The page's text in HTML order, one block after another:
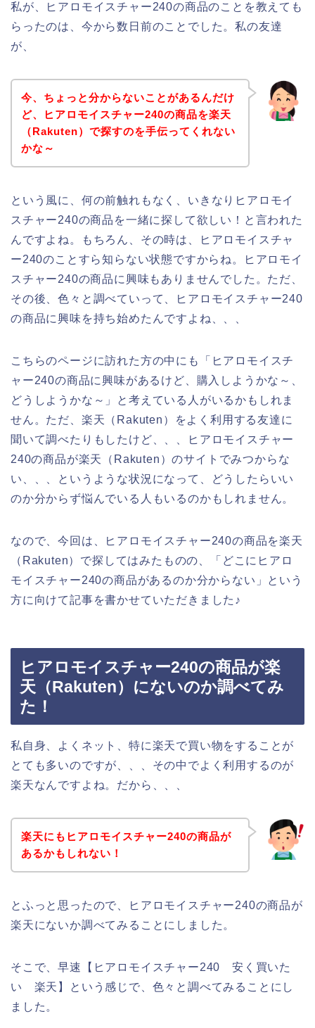
私が、ヒアロモイスチャー240の商品のことを教えても
らったのは、今から数日前のことでした。私の友達
が、
今、ちょっと分からないことがあるんだけ
ど、ヒアロモイスチャー240の商品を楽天
（Rakuten）で探すのを手伝ってくれない
かな～
という風に、何の前触れもなく、いきなりヒアロモイ
スチャー240の商品を一緒に探して欲しい！と言われた
んですよね。もちろん、その時は、ヒアロモイスチャ
ー240のことすら知らない状態ですからね。ヒアロモイ
スチャー240の商品に興味もありませんでした。ただ、
その後、色々と調べていって、ヒアロモイスチャー240
の商品に興味を持ち始めたんですよね、、、
こちらのページに訪れた方の中にも「ヒアロモイスチ
ャー240の商品に興味があるけど、購入しようかな～、
どうしようかな～」と考えている人がいるかもしれま
せん。ただ、楽天（Rakuten）をよく利用する友達に
聞いて調べたりもしたけど、、、ヒアロモイスチャー
240の商品が楽天（Rakuten）のサイトでみつからな
い、、、というような状況になって、どうしたらいい
のか分からず悩んでいる人もいるのかもしれません。
なので、今回は、ヒアロモイスチャー240の商品を楽天
（Rakuten）で探してはみたものの、「どこにヒアロ
モイスチャー240の商品があるのか分からない」という
方に向けて記事を書かせていただきました♪
ヒアロモイスチャー240の商品が楽
天（Rakuten）にないのか調べてみ
た！
私自身、よくネット、特に楽天で買い物をすることが
とても多いのですが、、、その中でよく利用するのが
楽天なんですよね。だから、、、
楽天にもヒアロモイスチャー240の商品が
あるかもしれない！
とふっと思ったので、ヒアロモイスチャー240の商品が
楽天にないか調べてみることにしました。
そこで、早速【ヒアロモイスチャー240 安く買いた
い 楽天】という感じで、色々と調べてみることにし
ました。